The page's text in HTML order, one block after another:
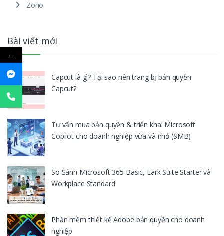
Zoho
Bài viết mới
Capcut là gì? Tại sao nên trang bị bản quyền
Capcut?
Tư vấn mua bản quyền & triển khai Microsoft
Copilot cho doanh nghiệp vừa và nhỏ (SMB)
So Sánh Microsoft 365 Basic, Lark Suite Starter và
Workplace Standard
Phần mềm thiết kế Adobe bản quyền cho doanh
nghiệp
←